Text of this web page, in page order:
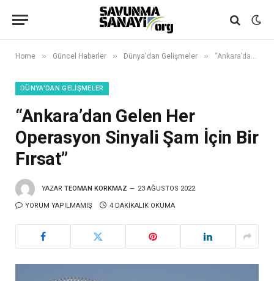
Home » Güncel Haberler » Dünya'dan Gelişmeler » “Ankara’dan Gelen Her Operasyon Sinyali Şam İçin Bir Fırsat”
DÜNYA'DAN GELIŞMELER
“Ankara’dan Gelen Her
Operasyon Sinyali Şam İçin Bir
Fırsat”
YAZAR TEOMAN KORKMAZ 23 AĞUSTOS 2022
YORUM YAPILMAMIŞ 4 DAKIKALIK OKUMA